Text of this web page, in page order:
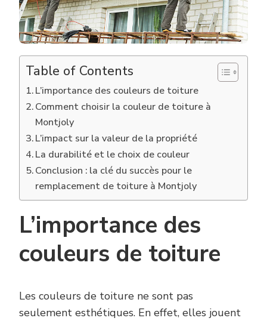
Table of Contents
L’importance des couleurs de toiture
Comment choisir la couleur de toiture à
Montjoly
L’impact sur la valeur de la propriété
La durabilité et le choix de couleur
Conclusion : la clé du succès pour le
remplacement de toiture à Montjoly
L’importance des
couleurs de toiture
Les couleurs de toiture ne sont pas
seulement esthétiques. En effet, elles jouent